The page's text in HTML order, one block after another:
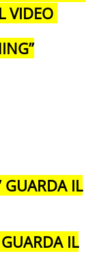
VIDEO
GUARDA IL
IL